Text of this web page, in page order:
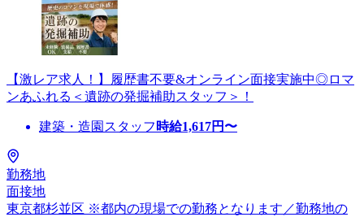
【激レア求人！】履歴書不要&オンライン面接実施中◎ロマ
ンあふれる＜遺跡の発掘補助スタッフ＞！
建築・造園スタッフ 時給1,617円〜
勤務地
面接地
東京都杉並区 ※都内の現場での勤務となります／勤務地の